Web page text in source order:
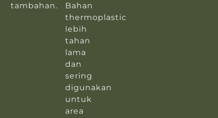
tambahan.
Bahan
thermoplastic
lebih
tahan
lama
dan
sering
digunakan
untuk
area